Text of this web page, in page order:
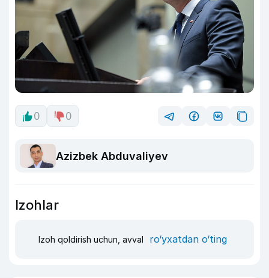
0 0
Azizbek Abduvaliyev
Izohlar
Izoh qoldirish uchun, avval ro‘yxatdan o‘ting